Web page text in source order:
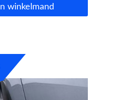
In winkelmand